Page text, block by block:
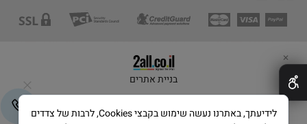
בניית אתרים
✕
לידיעתך, באתרנו נעשה שימוש בקבצי Cookies, לרבות של צדדים